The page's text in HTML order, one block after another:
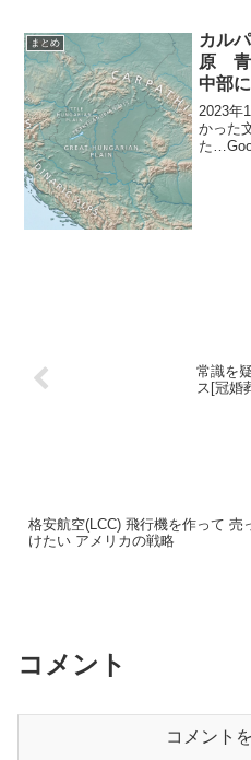
まとめ
カル
原 青
中部
見つ
2023年
かった
た
常識を
ス[冠婚
格安航空(LCC) 飛行機を作って 売
けたい アメリカの戦略
コメント
コメント